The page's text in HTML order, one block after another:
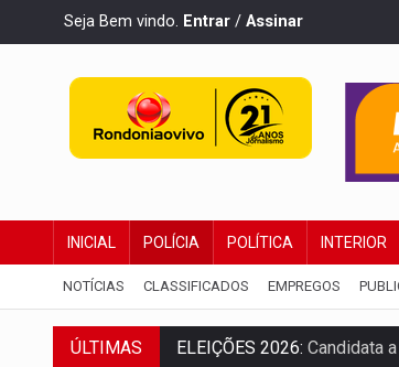
Seja Bem vindo. Entrar / Assinar
INICIAL POLÍCIA POLÍTICA INTERIOR
NOTÍCIAS CLASSIFICADOS EMPREGOS
ÚLTIMAS
ELEIÇÕES 2026:Candidata
VÍDEO:Casal de